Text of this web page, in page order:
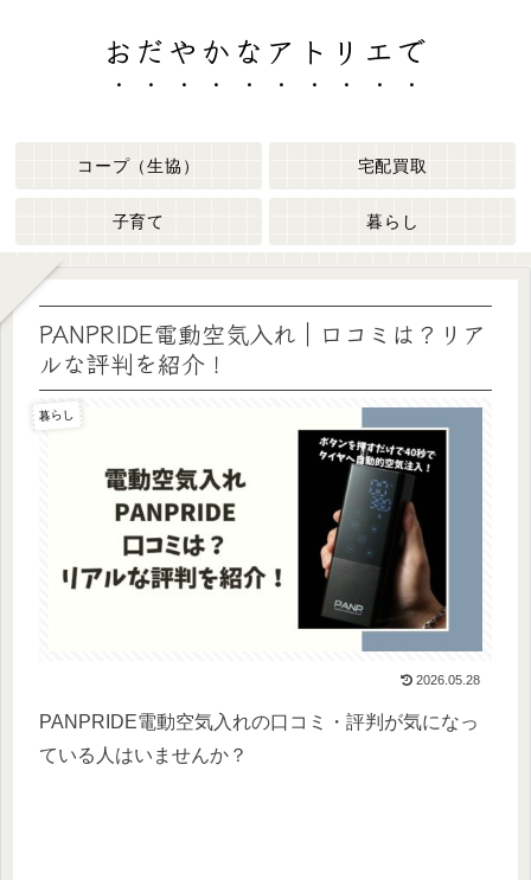
おだやかなアトリエで
コープ（生協） 宅配買取
子育て 暮らし
PANPRIDE電動空気入れ｜口コミは？リア
ルな評判を紹介！
暮らし
2026.05.28
PANPRIDE電動空気入れの口コミ・評判が気になっ
ている人はいませんか？